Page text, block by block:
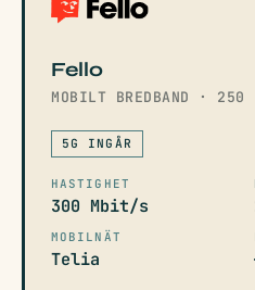
Fello
MOBILT BREDBAND · 250
5G INGÅR
HASTIGHET
300 Mbit/s
MOBILNÄT
Telia